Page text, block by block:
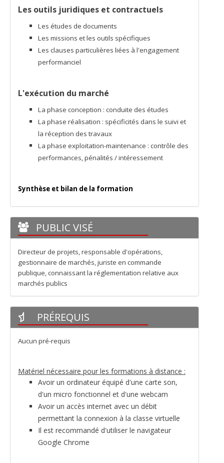
Les outils juridiques et contractuels
Les études de documents
Les missions et les outils spécifiques
Les clauses particulières liées à l'engagement
performanciel
L'exécution du marché
La phase conception : conduite des études
La phase réalisation : spécificités dans le suivi et
la réception des travaux
La phase exploitation-maintenance : contrôle des
performances, pénalités / intéressement
Synthèse et bilan de la formation
PUBLIC VISÉ
Directeur de projets, responsable d'opérations,
gestionnaire de marchés, juriste en commande
publique, connaissant la réglementation relative aux
marchés publics
PRÉREQUIS
Aucun pré-requis
Matériel nécessaire pour les formations à distance :
Avoir un ordinateur équipé d'une carte son,
d'un micro fonctionnel et d'une webcam
Avoir un accès internet avec un débit
permettant la connexion à la classe virtuelle
Il est recommandé d'utiliser le navigateur
Google Chrome